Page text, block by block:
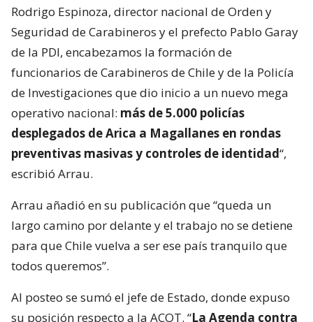
Rodrigo Espinoza, director nacional de Orden y
Seguridad de Carabineros y el prefecto Pablo Garay
de la PDI, encabezamos la formación de
funcionarios de Carabineros de Chile y de la Policía
de Investigaciones que dio inicio a un nuevo mega
operativo nacional: más de 5.000 policías
desplegados de Arica a Magallanes en rondas
preventivas masivas y controles de identidad“,
escribió Arrau.
Arrau añadió en su publicación que “queda un
largo camino por delante y el trabajo no se detiene
para que Chile vuelva a ser ese país tranquilo que
todos queremos”.
Al posteo se sumó el jefe de Estado, donde expuso
su posición respecto a la ACOT. “La Agenda contra